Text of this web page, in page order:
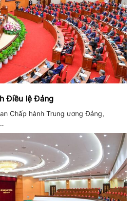
Điều lệ Đảng
Chấp hành Trung ương Đảng,